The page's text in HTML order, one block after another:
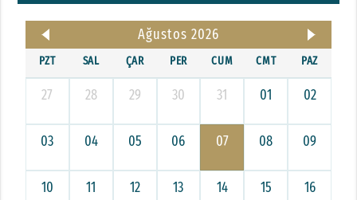
Ağustos 2026
PZT SAL ÇAR PER CUM CMT PAZ
27 28 29 30 31 01 02
03 04 05 06 07 08 09
10 11 12 13 14 15 16